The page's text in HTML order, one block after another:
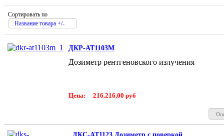
Сортировать по
Название товара +/-
ДКР-АТ1103М
Дозиметр рентгеновского излучения
Цена: 216.216,00 руб